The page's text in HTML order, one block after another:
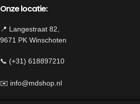
Onze locatie:
📍 Langestraat 82,
9671 PK Winschoten
📞 (+31) 618897210
✉️ info@mdshop.nl